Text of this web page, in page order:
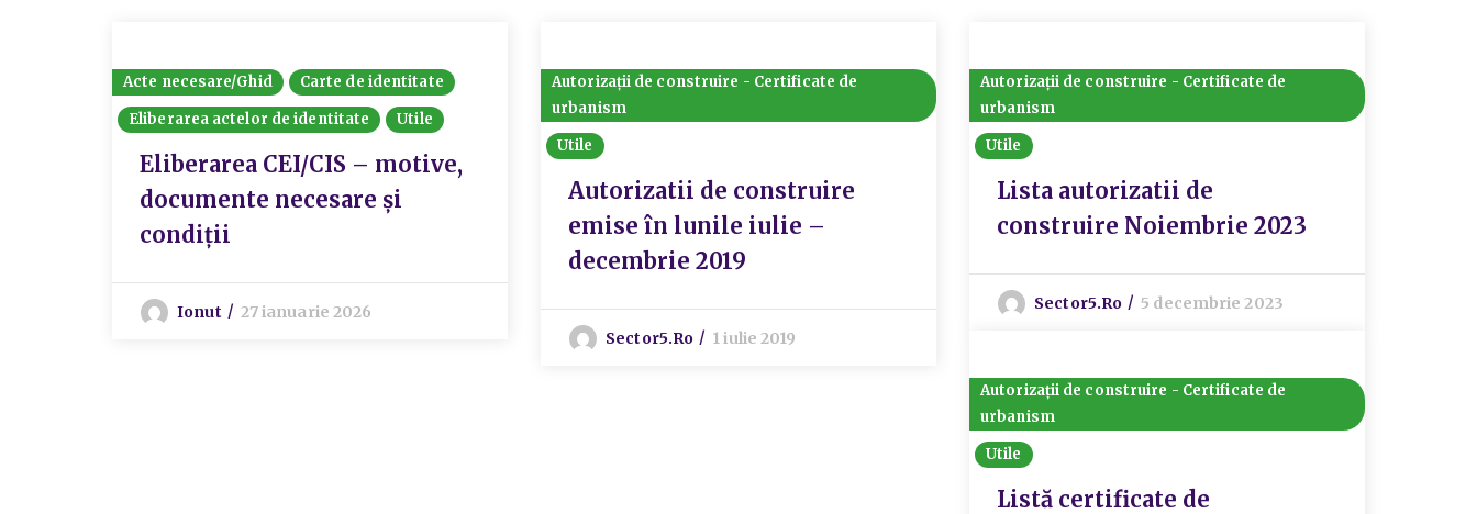
Acte necesare/Ghid
Carte de identitate
Eliberarea actelor de identitate
Utile
Eliberarea CEI/CIS – motive,
documente necesare și
condiții
Ionut 27 ianuarie 2026
Autorizații de construire - Certificate de
urbanism
Utile
Autorizatii de construire
emise în lunile iulie –
decembrie 2019
Sector5.ro 1 iulie 2019
Autorizații de construire - Certificate de
urbanism
Utile
Lista autorizatii de
construire Noiembrie 2023
Sector5.ro 5 decembrie 2023
Autorizații de construire - Certificate de
urbanism
Utile
Listă certificate de